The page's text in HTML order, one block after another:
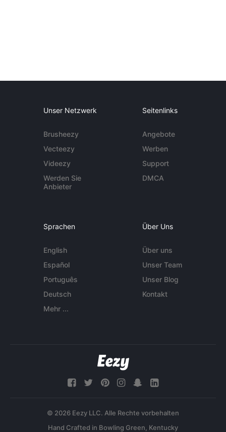
Unser Netzwerk
Brusheezy
Vecteezy
Videezy
Werden Sie
Anbieter
Seitenlinks
Angebote
Werben
Support
DMCA
Sprachen
English
Español
Português
Deutsch
Mehr ...
Über Uns
Über uns
Unser Team
Unser Blog
Kontakt
© 2026 Eezy LLC. Alle Rechte vorbehalten